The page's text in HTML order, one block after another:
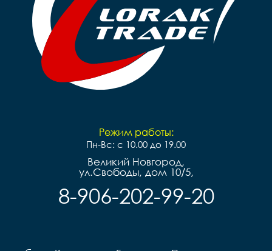
Режим работы:
Пн-Вс: с 10.00 до 19.00
Великий Новгород,
ул.Свободы, дом 10/5,
8-906-202-99-20